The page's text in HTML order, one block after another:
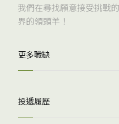
我們在尋找願意接受挑戰
界的領頭羊！
更多職缺
投遞履歷